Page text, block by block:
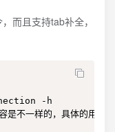
而且支持tab补全，
-h
是不一样的，具体的用法